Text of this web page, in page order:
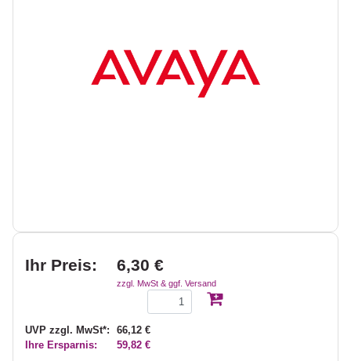
Ihr Preis: 6,30 €
zzgl. MwSt & ggf. Versand
UVP zzgl. MwSt*:
66,12 €
Ihre Ersparnis:
59,82 €